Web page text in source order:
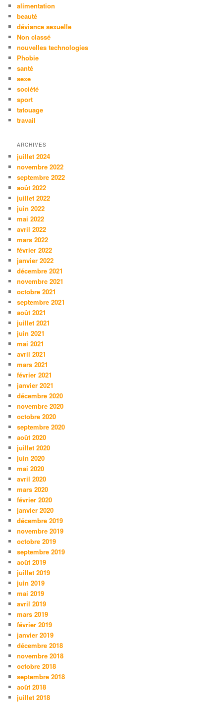
alimentation
beauté
déviance sexuelle
Non classé
nouvelles technologies
Phobie
santé
sexe
société
sport
tatouage
travail
ARCHIVES
juillet 2024
novembre 2022
septembre 2022
août 2022
juillet 2022
juin 2022
mai 2022
avril 2022
mars 2022
février 2022
janvier 2022
décembre 2021
novembre 2021
octobre 2021
septembre 2021
août 2021
juillet 2021
juin 2021
mai 2021
avril 2021
mars 2021
février 2021
janvier 2021
décembre 2020
novembre 2020
octobre 2020
septembre 2020
août 2020
juillet 2020
juin 2020
mai 2020
avril 2020
mars 2020
février 2020
janvier 2020
décembre 2019
novembre 2019
octobre 2019
septembre 2019
août 2019
juillet 2019
juin 2019
mai 2019
avril 2019
mars 2019
février 2019
janvier 2019
décembre 2018
novembre 2018
octobre 2018
septembre 2018
août 2018
juillet 2018